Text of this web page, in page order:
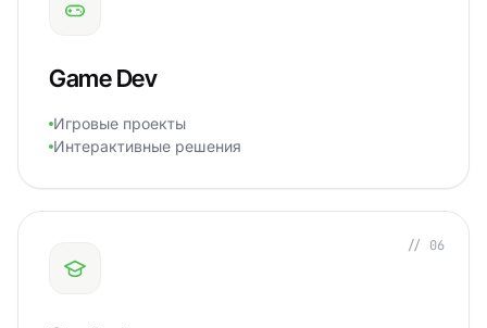
Game Dev
Игровые проекты
Интерактивные решения
// 06